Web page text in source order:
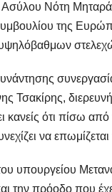
Νότη
της
Τσακίρης,
κανείς ότι πίσω
να
υπουργείου
την πρόοδο που